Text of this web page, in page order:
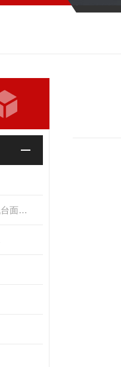
304不锈钢防水电子地磅超低台面带斜坡